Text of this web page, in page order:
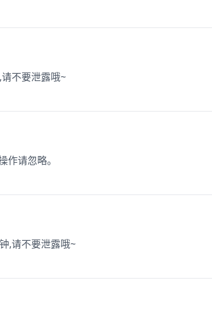
不要泄露哦~
作请忽略。
,请不要泄露哦~